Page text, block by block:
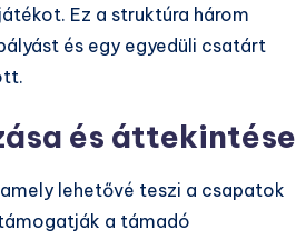
Ez a struktúra három
és egy egyedüli csatárt
és áttekintése
lehetővé teszi a csapatok
a támadó